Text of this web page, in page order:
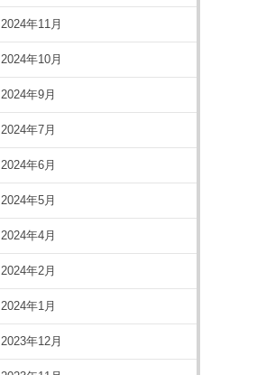
2024年11月
2024年10月
2024年9月
2024年7月
2024年6月
2024年5月
2024年4月
2024年2月
2024年1月
2023年12月